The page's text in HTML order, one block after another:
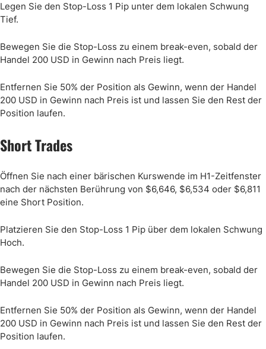
Legen Sie den Stop-Loss 1 Pip unter dem lokalen Schwung
Tief.
Bewegen Sie die Stop-Loss zu einem break-even, sobald der
Handel 200 USD in Gewinn nach Preis liegt.
Entfernen Sie 50% der Position als Gewinn, wenn der Handel
200 USD in Gewinn nach Preis ist und lassen Sie den Rest der
Position laufen.
Short Trades
Öffnen Sie nach einer bärischen Kurswende im H1-Zeitfenster
nach der nächsten Berührung von $6,646, $6,534 oder $6,811
eine Short Position.
Platzieren Sie den Stop-Loss 1 Pip über dem lokalen Schwung
Hoch.
Bewegen Sie die Stop-Loss zu einem break-even, sobald der
Handel 200 USD in Gewinn nach Preis liegt.
Entfernen Sie 50% der Position als Gewinn, wenn der Handel
200 USD in Gewinn nach Preis ist und lassen Sie den Rest der
Position laufen.